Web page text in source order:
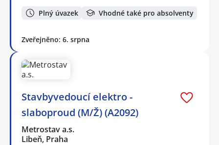
Plný úvazek Vhodné také pro absolventy
Zveřejněno: 6. srpna
Stavbyvedoucí elektro -
slaboproud (M/Ž) (A2092)
Metrostav a.s.
Libeň, Praha